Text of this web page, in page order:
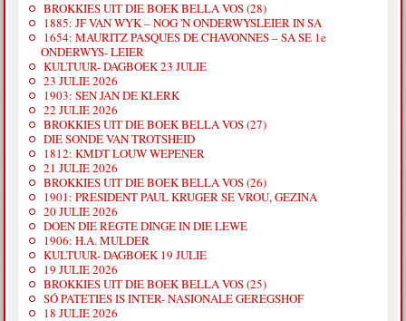
BROKKIES UIT DIE BOEK BELLA VOS (28)
1885: JF VAN WYK – NOG 'N ONDERWYSLEIER IN SA
1654: MAURITZ PASQUES DE CHAVONNES – SA SE 1e
ONDERWYS- LEIER
KULTUUR- DAGBOEK 23 JULIE
23 JULIE 2026
1903: SEN JAN DE KLERK
22 JULIE 2026
BROKKIES UIT DIE BOEK BELLA VOS (27)
DIE SONDE VAN TROTSHEID
1812: KMDT LOUW WEPENER
21 JULIE 2026
BROKKIES UIT DIE BOEK BELLA VOS (26)
1901: PRESIDENT PAUL KRUGER SE VROU, GEZINA
20 JULIE 2026
DOEN DIE REGTE DINGE IN DIE LEWE
1906: H.A. MULDER
KULTUUR- DAGBOEK 19 JULIE
19 JULIE 2026
BROKKIES UIT DIE BOEK BELLA VOS (25)
SÓ PATETIES IS INTER- NASIONALE GEREGSHOF
18 JULIE 2026